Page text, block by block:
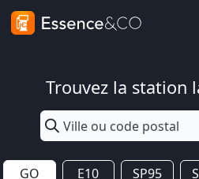
Trouvez la station
GO E10 SP95